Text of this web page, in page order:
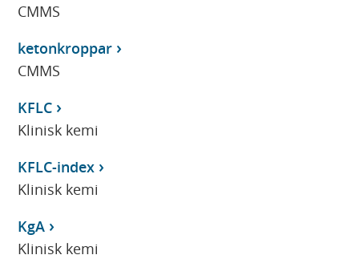
CMMS
ketonkroppar
CMMS
KFLC
Klinisk kemi
KFLC-index
Klinisk kemi
KgA
Klinisk kemi